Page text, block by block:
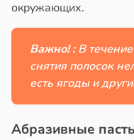
окружающих.
Важно! :В
снятия полосок
есть ягоды и
Абразивные